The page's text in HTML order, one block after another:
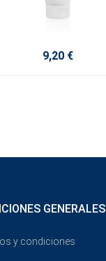
9,20 €
GENERALES
y condiciones